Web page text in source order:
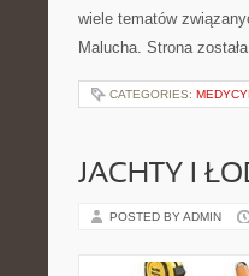
wiele tematów
Malucha. Strona
CATEGORIES:
JACHTY I
POSTED BY ADMIN